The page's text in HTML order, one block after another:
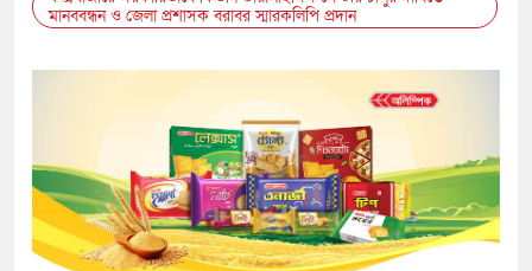
মানববন্ধন ও জেলা প্রশাসক বরাবর স্মারকলিপি প্রদান